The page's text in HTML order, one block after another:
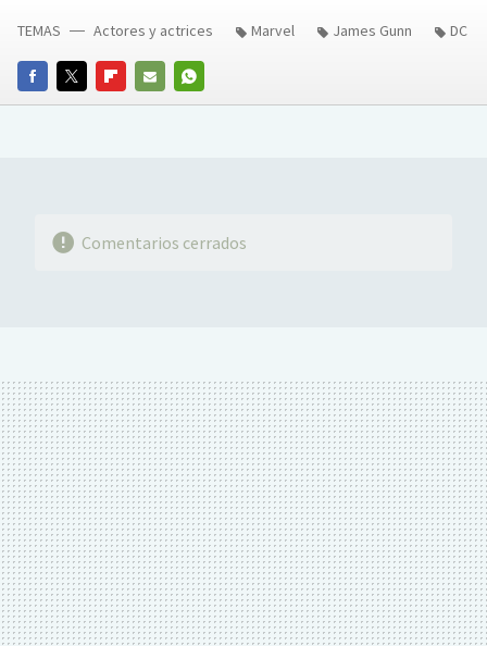
FACEBOOKTWITTERFLIPBOARD
E-
WHATSAPP
TEMAS Actores y actrices Marvel James Gunn DC
Comentarios cerrados